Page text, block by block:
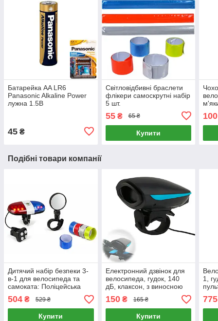
Батарейка AA LR6
Panasonic Alkaline Power
лужна 1.5В
45 ₴
Світловідбивні браслети
флікери самоскрутні набір
5 шт.
55₴ 65 ₴
Купити
100
Подібні товари компанії
Дитячий набір безпеки 3-
в-1 для велосипеда та
самоката: Поліцейська
сирена + Дзеркало +
Світловідбивні браслети (5
шт.)
504 ₴ 529 ₴
Купити
Електронний дзвінок для
велосипеда, гудок, 140
дБ, клаксон, з виносною
кнопкою
150₴ 165 ₴
Купити
1,
775